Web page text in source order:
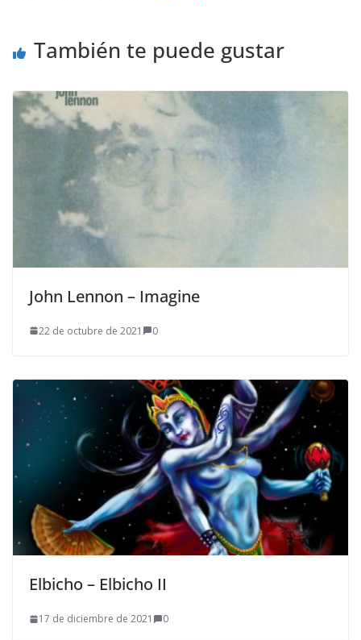
También te puede gustar
John Lennon – Imagine
22 de octubre de 2021 0
Elbicho – Elbicho II
17 de diciembre de 2021 0